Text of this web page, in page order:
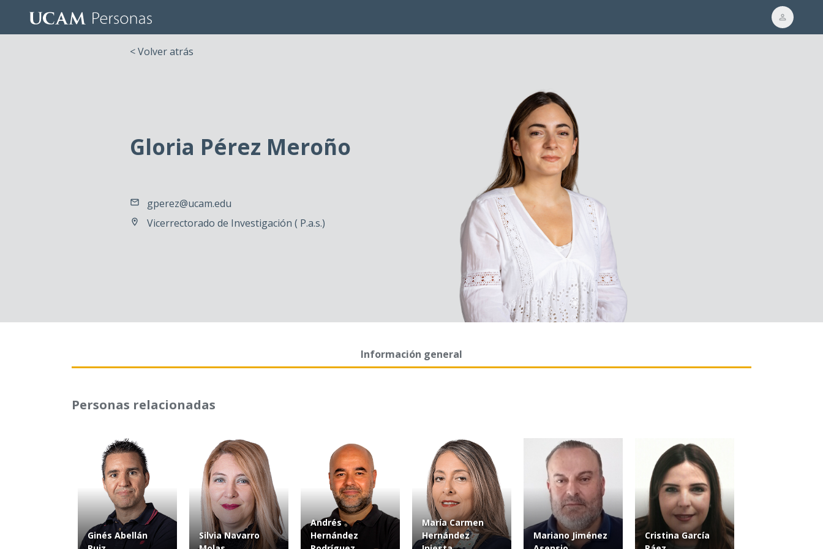
< Volver atrás
Gloria Pérez Meroño
gperez@ucam.edu
Vicerrectorado de Investigación ( P.a.s.)
Información general
Personas relacionadas
Ginés Abellán
Silvia Navarro
Andrés
Hernández
María Carmen
Hernández
Mariano Jiménez
Cristina García